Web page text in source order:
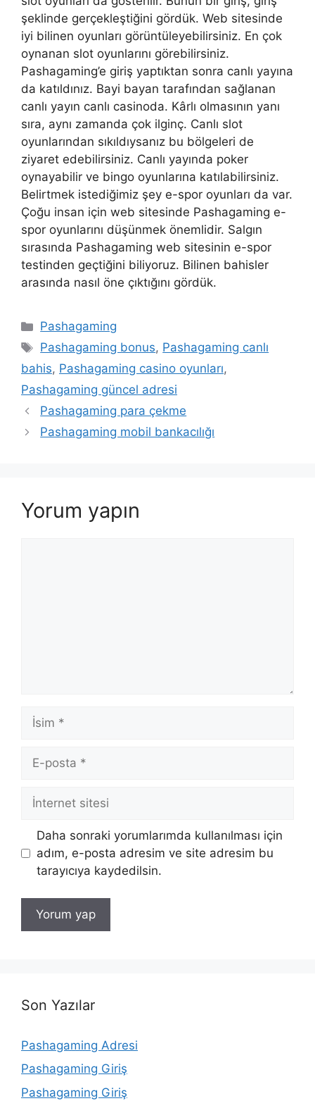
şeklinde gerçekleştiğini gördük. Web sitesinde
iyi bilinen oyunları görüntüleyebilirsiniz. En çok
oynanan slot oyunlarını görebilirsiniz.
Pashagaming’e giriş yaptıktan sonra canlı yayına
da katıldınız. Bayi bayan tarafından sağlanan
canlı yayın canlı casinoda. Kârlı olmasının yanı
sıra, aynı zamanda çok ilginç. Canlı slot
oyunlarından sıkıldıysanız bu bölgeleri de
ziyaret edebilirsiniz. Canlı yayında poker
oynayabilir ve bingo oyunlarına katılabilirsiniz.
Belirtmek istediğimiz şey e-spor oyunları da var.
Çoğu insan için web sitesinde Pashagaming e-
spor oyunlarını düşünmek önemlidir. Salgın
sırasında Pashagaming web sitesinin e-spor
testinden geçtiğini biliyoruz. Bilinen bahisler
arasında nasıl öne çıktığını gördük.
Kategoriler
Pashagaming
Etiketler
Pashagaming bonus, Pashagaming canlı
bahis, Pashagaming casino oyunları,
Pashagaming güncel adresi
Pashagaming para çekme
Pashagaming mobil bankacılığı
Yorum yapın
İsim
posta
İnternet
Daha sonraki yorumlarımda kullanılması için
adım, e-posta adresim ve site adresim bu
tarayıcıya kaydedilsin.
Son Yazılar
Pashagaming Adresi
Pashagaming Giriş
Pashagaming Giriş